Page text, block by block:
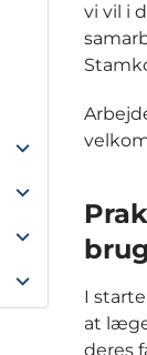
vi vil i
brug
I
at
deres